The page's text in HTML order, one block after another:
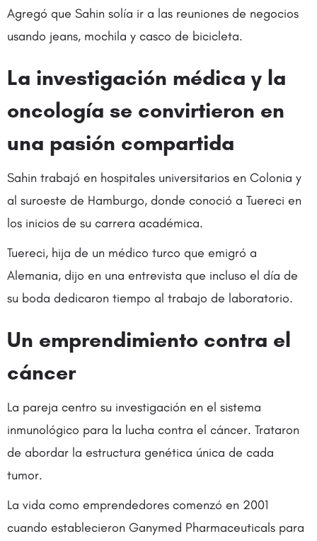
Agregó que Sahin solía ir a las reuniones de negocios
usando jeans, mochila y casco de bicicleta.
La investigación médica y la
oncología se convirtieron en
una pasión compartida
Sahin trabajó en hospitales universitarios en Colonia y
al suroeste de Hamburgo, donde conoció a Tuereci en
los inicios de su carrera académica.
Tuereci, hija de un médico turco que emigró a
Alemania, dijo en una entrevista que incluso el día de
su boda dedicaron tiempo al trabajo de laboratorio.
Un emprendimiento contra el
cáncer
La pareja centro su investigación en el sistema
inmunológico para la lucha contra el cáncer. Trataron
de abordar la estructura genética única de cada
tumor.
La vida como emprendedores comenzó en 2001
cuando establecieron Ganymed Pharmaceuticals para